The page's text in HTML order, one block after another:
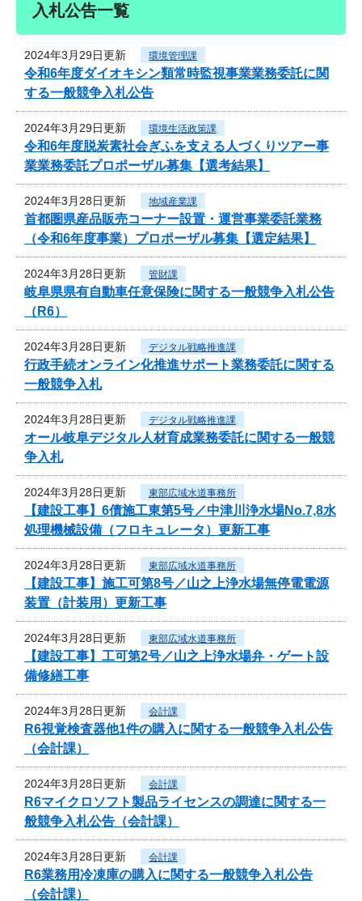
入札公告一覧
2024年3月29日更新 環境管理課
令和6年度ダイオキシン類常時監視事業業務委託に関
する一般競争入札公告
2024年3月29日更新 環境生活政策課
令和6年度脱炭素社会ぎふを支える人づくりツアー事
業業務委託プロポーザル募集【選考結果】
2024年3月28日更新 地域産業課
首都圏県産品販売コーナー設置・運営事業委託業務
（令和6年度事業）プロポーザル募集【選定結果】
2024年3月28日更新 管財課
岐阜県県有自動車任意保険に関する一般競争入札公告
（R6）
2024年3月28日更新 デジタル戦略推進課
行政手続オンライン化推進サポート業務委託に関する
一般競争入札
2024年3月28日更新 デジタル戦略推進課
オール岐阜デジタル人材育成業務委託に関する一般競
争入札
2024年3月28日更新 東部広域水道事務所
【建設工事】6債施工東第5号／中津川浄水場No.7,8水
処理機械設備（フロキュレータ）更新工事
2024年3月28日更新 東部広域水道事務所
【建設工事】施工可第8号／山之上浄水場無停電電源
装置（計装用）更新工事
2024年3月28日更新 東部広域水道事務所
【建設工事】工可第2号／山之上浄水場弁・ゲート設
備修繕工事
2024年3月28日更新 会計課
R6視覚検査器他1件の購入に関する一般競争入札公告
（会計課）
2024年3月28日更新 会計課
R6マイクロソフト製品ライセンスの調達に関する一
般競争入札公告（会計課）
2024年3月28日更新 会計課
R6業務用冷凍庫の購入に関する一般競争入札公告
（会計課）